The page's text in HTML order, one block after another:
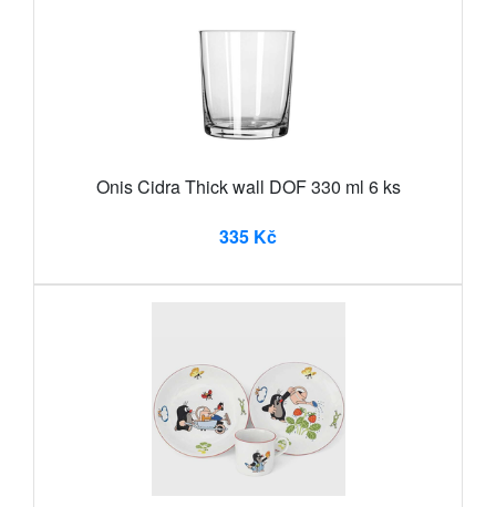
Onis Cidra Thick wall DOF 330 ml 6 ks
335 Kč